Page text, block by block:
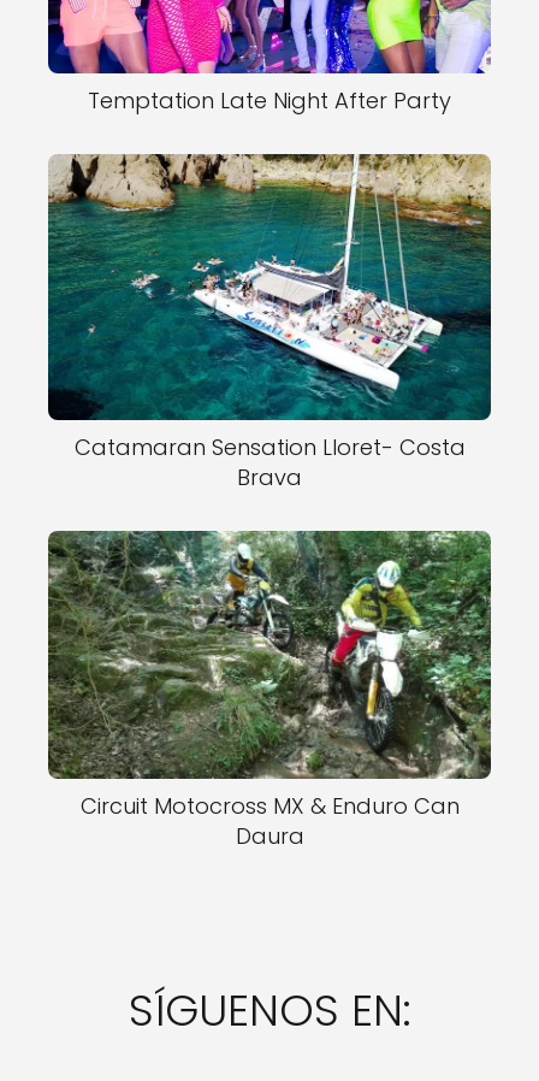
Temptation Late Night After Party
Catamaran Sensation Lloret- Costa
Brava
Circuit Motocross MX & Enduro Can
Daura
SÍGUENOS EN: